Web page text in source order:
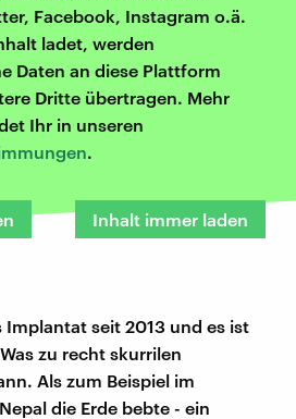
Facebook, Instagram o.ä.
ladet, werden
Daten an diese Plattform
Dritte übertragen. Mehr
Ihr in unseren
.
Inhalt immer laden
Implantat seit 2013 und es ist
zu recht skurrilen
Als zum Beispiel im
die Erde bebte - ein